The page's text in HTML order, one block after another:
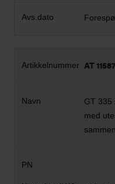
AT
GT 335
med